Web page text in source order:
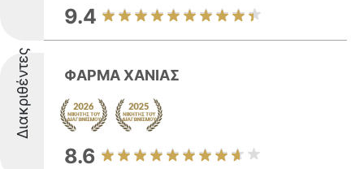
9.4
Διακριθέντες ΦΑΡΜΑ ΧΑΝΙΑΣ
8.6